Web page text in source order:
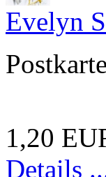
Evelyn
Postkarte
1,20
Details